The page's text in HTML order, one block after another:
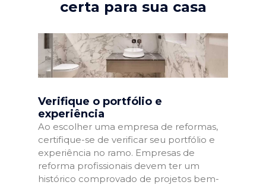
certa para sua casa
Verifique o portfólio e
experiência
Ao escolher uma empresa de reformas,
certifique-se de verificar seu portfólio e
experiência no ramo. Empresas de
reforma profissionais devem ter um
histórico comprovado de projetos bem-